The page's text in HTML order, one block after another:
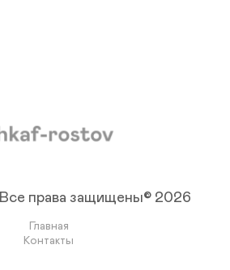
Все права защищены© 2026
Главная
Контакты